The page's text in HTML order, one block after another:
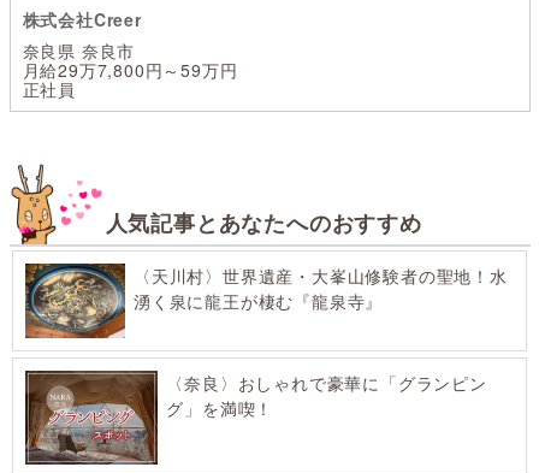
株式会社Creer
奈良県 奈良市
月給29万7,800円～59万円
正社員
人気記事とあなたへのおすすめ
〈天川村〉世界遺産・大峯山修験者の聖地！水
湧く泉に龍王が棲む『龍泉寺』
〈奈良〉おしゃれで豪華に「グランピン
グ」を満喫！